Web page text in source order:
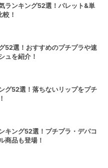
ランキング52選！パレット&単
！
52選！おすすめのプチプラや速
ュを紹介！
グ52選！落ちないリップをプチ
キング52選！プチプラ・デパコ
商品も登場！